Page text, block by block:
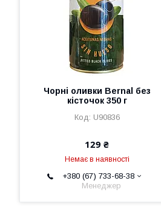
Чорні оливки Bernal без
кісточок 350 г
U90836
129 ₴
Немає в наявності
+380 (67) 733-68-38
Менеджер